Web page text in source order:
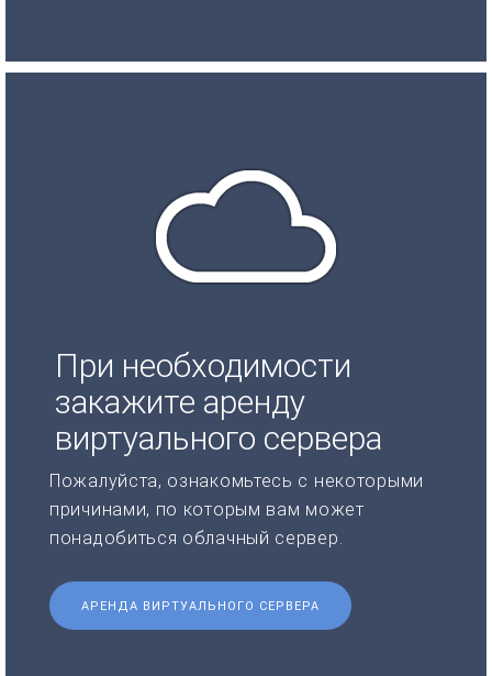
При необходимости
закажите аренду
виртуального сервера
Пожалуйста, ознакомьтесь с некоторыми
причинами, по которым вам может
понадобиться облачный сервер.
АРЕНДА ВИРТУАЛЬНОГО СЕРВЕРА